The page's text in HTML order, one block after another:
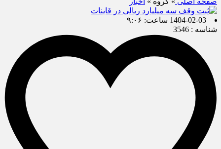
1404-02-03 ساعت: ۹:۰۶
شناسه : 3546